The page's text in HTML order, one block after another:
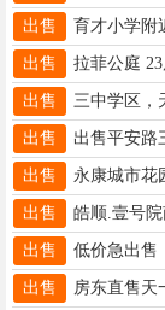
出售
出售
出售
出售
出售
出售
出售
出售